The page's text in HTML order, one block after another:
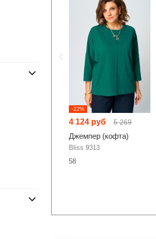
-22%
4 124 руб 5 269
Джемпер (кофта)
Bliss 9313
58